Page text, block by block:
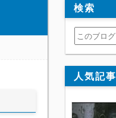
検索
人気記事